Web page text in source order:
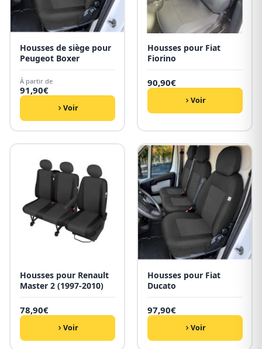
Housses de siège pour
Peugeot Boxer
À partir de
91,90€
Voir
Housses pour Fiat
Fiorino
90,90€
Voir
Housses pour Renault
Master 2 (1997-2010)
78,90€
Voir
Housses pour Fiat
Ducato
97,90€
Voir